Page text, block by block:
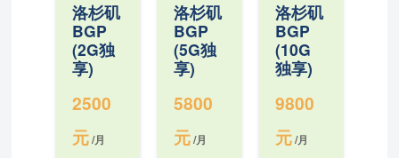
洛杉矶
BGP
(2G独
享)
2500
元/月
洛杉矶
BGP
(5G独
享)
5800
元/月
洛杉矶
BGP
(10G
独享)
9800
元/月